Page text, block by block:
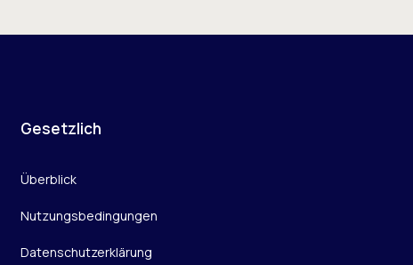
Gesetzlich
Überblick
Nutzungsbedingungen
Datenschutzerklärung